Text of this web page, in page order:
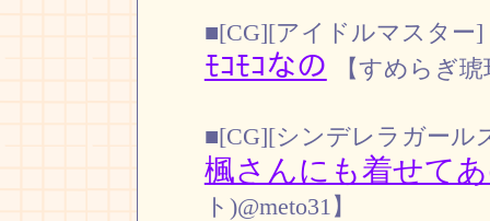
■[CG][アイドルマスター]
ﾓｺﾓｺなの 【すめらぎ琥
■[CG][シンデレラガール
楓さんにも着せて
ト)@meto31】